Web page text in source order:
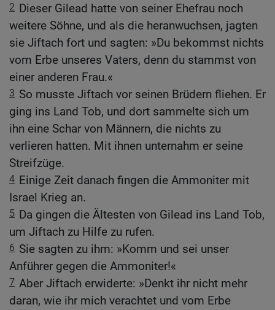
2 Dieser Gilead hatte von seiner Ehefrau noch
weitere Söhne, und als die heranwuchsen, jagten
sie Jiftach fort und sagten: »Du bekommst nichts
vom Erbe unseres Vaters, denn du stammst von
einer anderen Frau.«
3 So musste Jiftach vor seinen Brüdern fliehen. Er
ging ins Land Tob, und dort sammelte sich um
ihn eine Schar von Männern, die nichts zu
verlieren hatten. Mit ihnen unternahm er seine
Streifzüge.
4 Einige Zeit danach fingen die Ammoniter mit
Israel Krieg an.
5 Da gingen die Ältesten von Gilead ins Land Tob,
um Jiftach zu Hilfe zu rufen.
6 Sie sagten zu ihm: »Komm und sei unser
Anführer gegen die Ammoniter!«
7 Aber Jiftach erwiderte: »Denkt ihr nicht mehr
daran, wie ihr mich verachtet und vom Erbe